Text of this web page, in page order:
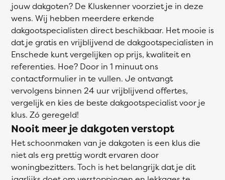
jouw dakgoten? De Kluskenner voorziet je in deze
wens. Wij hebben meerdere erkende
dakgootspecialisten direct beschikbaar. Het mooie is
dat je gratis en vrijblijvend de dakgootspecialisten in
Enschede kunt vergelijken op prijs, kwaliteit en
referenties. Hoe? Door in 1 minuut ons
contactformulier in te vullen. Je ontvangt
vervolgens binnen 24 uur vrijblijvend offertes,
vergelijk en kies de beste dakgootspecialist voor je
klus. Zó geregeld!
Nooit meer je dakgoten verstopt
Het schoonmaken van je dakgoten is een klus die
niet als erg prettig wordt ervaren door
woningbezitters. Toch is het belangrijk dat je dit